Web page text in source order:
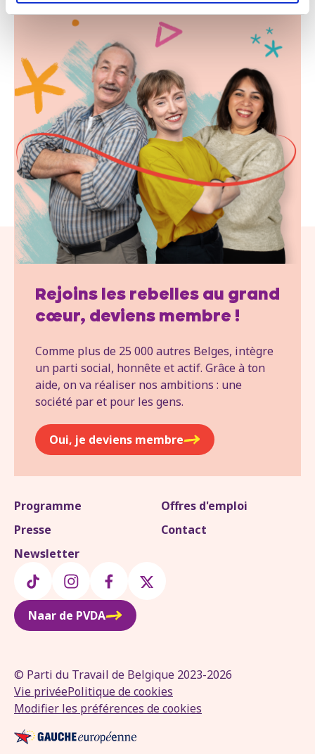
Rejoins les rebelles au grand
cœur, deviens membre !
Comme plus de 25 000 autres Belges, intègre
un parti social, honnête et actif. Grâce à ton
aide, on va réaliser nos ambitions : une
société par et pour les gens.
Oui, je deviens membre
Programme
Offres d'emploi
Presse
Contact
Newsletter
Naar de PVDA
© Parti du Travail de Belgique 2023-2026
Vie privéePolitique de cookies
Modifier les préférences de cookies